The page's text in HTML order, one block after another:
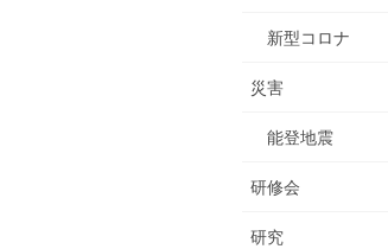
新型コロナ
災害
能登地震
研修会
研究